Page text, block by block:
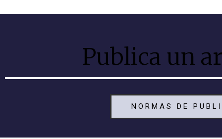
Publica un
NORMAS DE